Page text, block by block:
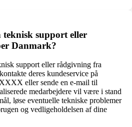
support eller
Danmark?
support eller rådgivning fra
deres kundeservice på
eller sende en e-mail til
medarbejdere vil være i stand
løse eventuelle tekniske problemer
og vedligeholdelsen af dine